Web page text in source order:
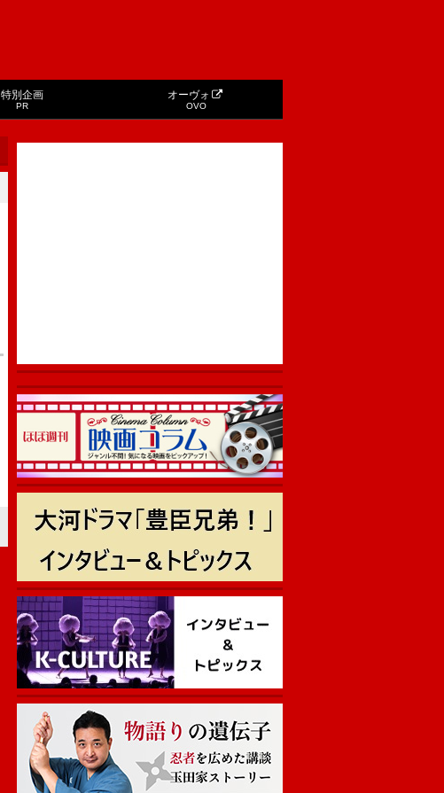
特別企画
PR
オーヴォ
OVO